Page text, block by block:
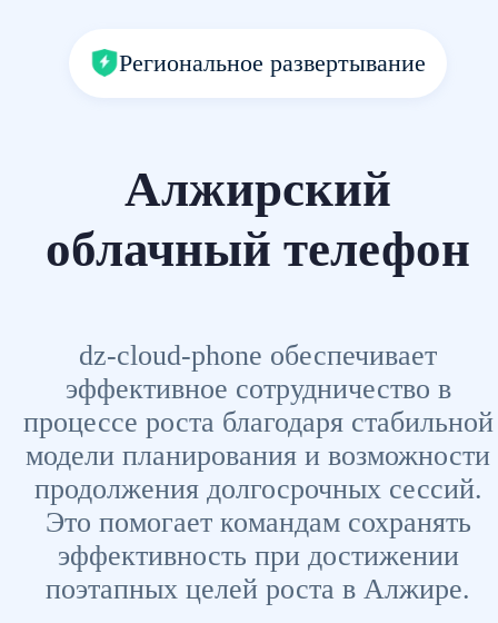
Региональное развертывание
Алжирский
облачный телефон
dz-cloud-phone обеспечивает
эффективное сотрудничество в
процессе роста благодаря стабильной
модели планирования и возможности
продолжения долгосрочных сессий.
Это помогает командам сохранять
эффективность при достижении
поэтапных целей роста в Алжире.